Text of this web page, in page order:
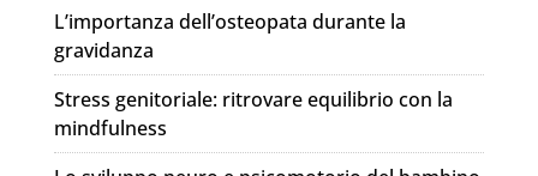
L’importanza dell’osteopata durante la
gravidanza
Stress genitoriale: ritrovare equilibrio con la
mindfulness